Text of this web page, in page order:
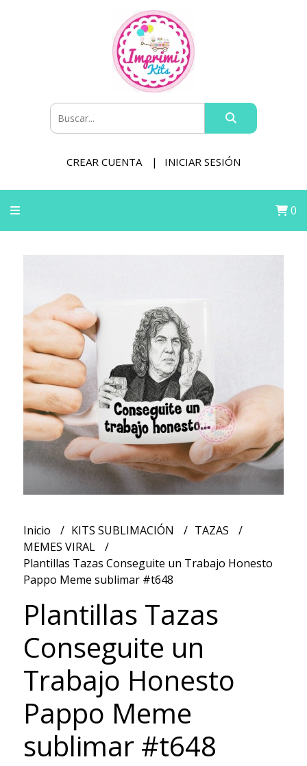
CREAR CUENTA INICIAR SESIÓN
0
Inicio KITS SUBLIMACIÓN
TAZAS
MEMES VIRAL
Plantillas Tazas Conseguite un Trabajo Honesto
Pappo Meme sublimar #t648
Plantillas Tazas
Conseguite un
Trabajo Honesto
Pappo Meme
sublimar #t648